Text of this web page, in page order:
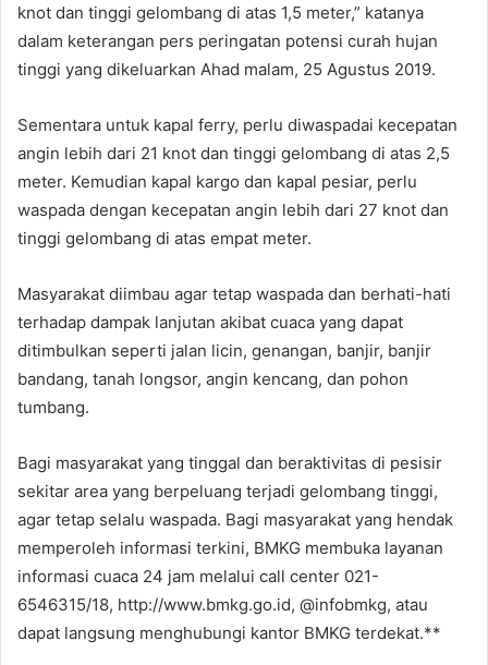
knot dan tinggi gelombang di atas 1,5 meter,” katanya
dalam keterangan pers peringatan potensi curah hujan
tinggi yang dikeluarkan Ahad malam, 25 Agustus 2019.
Sementara untuk kapal ferry, perlu diwaspadai kecepatan
angin lebih dari 21 knot dan tinggi gelombang di atas 2,5
meter. Kemudian kapal kargo dan kapal pesiar, perlu
waspada dengan kecepatan angin lebih dari 27 knot dan
tinggi gelombang di atas empat meter.
Masyarakat diimbau agar tetap waspada dan berhati-hati
terhadap dampak lanjutan akibat cuaca yang dapat
ditimbulkan seperti jalan licin, genangan, banjir, banjir
bandang, tanah longsor, angin kencang, dan pohon
tumbang.
Bagi masyarakat yang tinggal dan beraktivitas di pesisir
sekitar area yang berpeluang terjadi gelombang tinggi,
agar tetap selalu waspada. Bagi masyarakat yang hendak
memperoleh informasi terkini, BMKG membuka layanan
informasi cuaca 24 jam melalui call center 021-
6546315/18, http://www.bmkg.go.id, @infobmkg, atau
dapat langsung menghubungi kantor BMKG terdekat.**